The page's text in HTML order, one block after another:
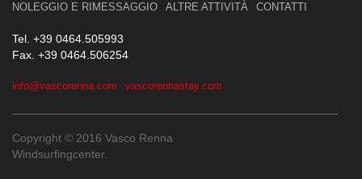
NOLEGGIO E RIMESSAGGIO
ALTRE ATTIVITÀ CONTATTI
Tel. +39 0464.505993
Fax. +39 0464.506254
info@vascorenna.com vascorennastay.com
Copyright © 2016 Vasco Renna
Windsurfingcenter.